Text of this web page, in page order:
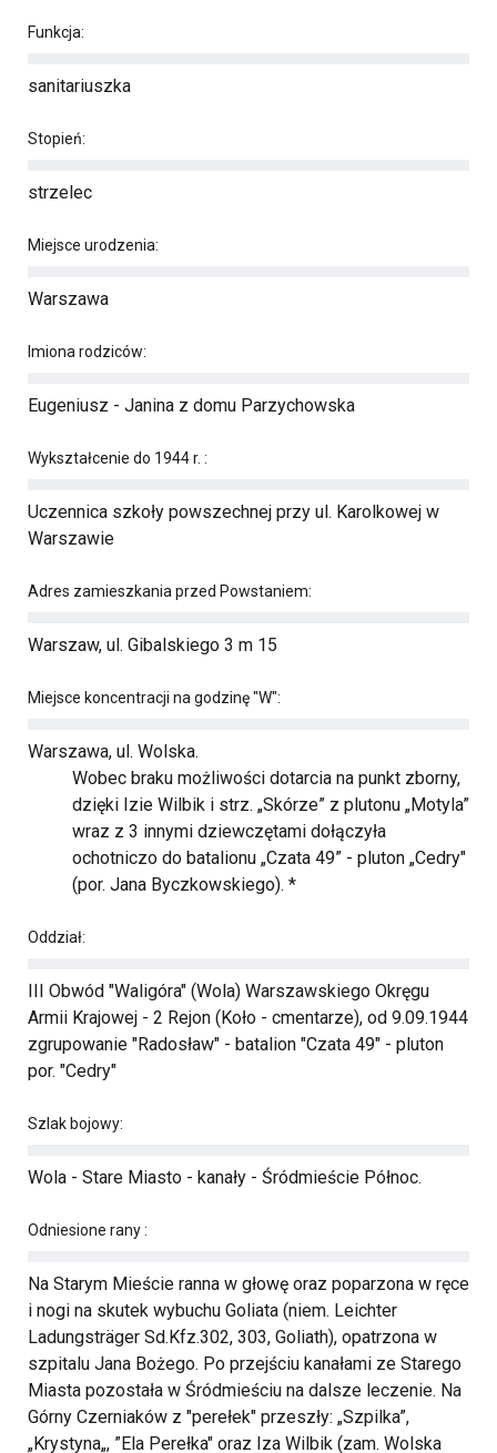
Funkcja:
sanitariuszka
Stopień:
strzelec
Miejsce urodzenia:
Warszawa
Imiona rodziców:
Eugeniusz - Janina z domu Parzychowska
Wykształcenie do 1944 r. :
Uczennica szkoły powszechnej przy ul. Karolkowej w
Warszawie
Adres zamieszkania przed Powstaniem:
Warszaw, ul. Gibalskiego 3 m 15
Miejsce koncentracji na godzinę "W":
Warszawa, ul. Wolska.
Wobec braku możliwości dotarcia na punkt zborny,
dzięki Izie Wilbik i strz. „Skórze” z plutonu „Motyla”
wraz z 3 innymi dziewczętami dołączyła
ochotniczo do batalionu „Czata 49” - pluton „Cedry"
(por. Jana Byczkowskiego). *
Oddział:
III Obwód "Waligóra" (Wola) Warszawskiego Okręgu
Armii Krajowej - 2 Rejon (Koło - cmentarze), od 9.09.1944
zgrupowanie "Radosław" - batalion "Czata 49" - pluton
por. "Cedry"
Szlak bojowy:
Wola - Stare Miasto - kanały - Śródmieście Północ.
Odniesione rany :
Na Starym Mieście ranna w głowę oraz poparzona w ręce
i nogi na skutek wybuchu Goliata (niem. Leichter
Ladungsträger Sd.Kfz.302, 303, Goliath), opatrzona w
szpitalu Jana Bożego. Po przejściu kanałami ze Starego
Miasta pozostała w Śródmieściu na dalsze leczenie. Na
Górny Czerniaków z "perełek" przeszły: „Szpilka”,
„Krystyna„, ”Ela Perełka" oraz Iza Wilbik (zam. Wolska